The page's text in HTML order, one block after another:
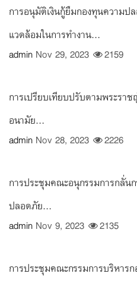
การอนุมัติเงินกู้ยืมกองทุนความ
แวดล้อมในการทำงาน...
admin Nov 29, 2023 2159
การเปรียบเทียบปรับตามพระร
อนามัย...
admin Nov 28, 2023 2226
การประชุมคณะอนุกรรมการกลั่น
ปลอดภัย...
admin Nov 9, 2023 2135
การประชุมคณะกรรมการบริหา